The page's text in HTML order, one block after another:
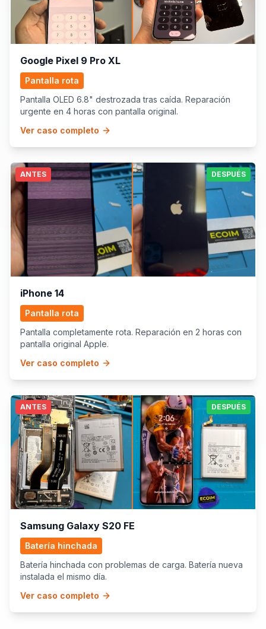
Google Pixel 9 Pro XL
Pantalla rota
Pantalla OLED 6.8" destrozada tras caída. Reparación
urgente en 4 horas con pantalla original.
Ver caso completo
ANTES DESPUÉS
iPhone 14
Pantalla rota
Pantalla completamente rota. Reparación en 2 horas con
pantalla original Apple.
Ver caso completo
ANTES DESPUÉS
Samsung Galaxy S20 FE
Batería hinchada
Batería hinchada con problemas de carga. Batería nueva
instalada el mismo día.
Ver caso completo